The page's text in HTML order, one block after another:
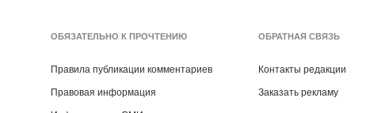
ОБЯЗАТЕЛЬНО К ПРОЧТЕНИЮ
Правила публикации комментариев
Правовая информация
ОБРАТНАЯ СВЯЗЬ
Контакты редакции
Заказать рекламу